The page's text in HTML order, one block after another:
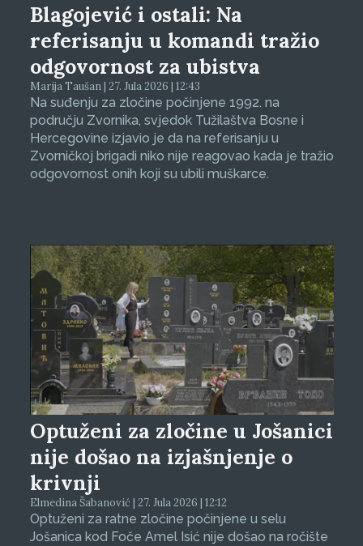
Blagojević i ostali: Na
referisanju u komandi tražio
odgovornost za ubistva
Marija Taušan | 27. Jula 2026 | 12:43
Na suđenju za zločine počinjene 1992. na
području Zvornika, svjedok Tužilaštva Bosne i
Hercegovine izjavio je da na referisanju u
Zvorničkoj brigadi niko nije reagovao kada je tražio
odgovornost onih koji su ubili muškarce.
Optuženi za zločine u Jošanici
nije došao na izjašnjenje o
krivnji
Elmedina Šabanović | 27. Jula 2026 | 12:12
Optuženi za ratne zločine počinjene u selu
Jošanica kod Foče Amel Isić nije došao na ročište